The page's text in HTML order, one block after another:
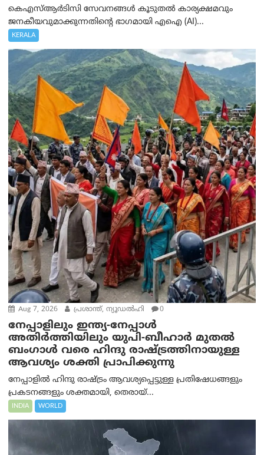
കെഎസ്ആർടിസി സേവനങ്ങൾ കൂടുതൽ കാര്യക്ഷമവും
ജനകീയവുമാക്കുന്നതിന്റെ ഭാഗമായി എഐ (AI)...
KERALA
Aug 7, 2026 പ്രശാന്ത്, ന്യൂഡല്‍ഹി 0
നേപ്പാളിലും ഇന്ത്യ-നേപ്പാൾ
അതിർത്തിയിലും യുപി-ബീഹാർ മുതൽ
ബംഗാൾ വരെ ഹിന്ദു രാഷ്ട്രത്തിനായുള്ള
ആവശ്യം ശക്തി പ്രാപിക്കുന്നു
നേപ്പാളിൽ ഹിന്ദു രാഷ്ട്രം ആവശ്യപ്പെട്ടുള്ള പ്രതിഷേധങ്ങളും
പ്രകടനങ്ങളും ശക്തമായി, തെരായ്...
INDIA WORLD